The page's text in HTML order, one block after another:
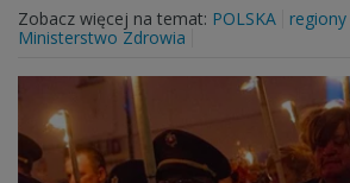
Zobacz więcej na temat: POLSKA regiony
Ministerstwo Zdrowia